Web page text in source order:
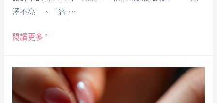
澤不亮」、「容 …
閱讀更多 ”